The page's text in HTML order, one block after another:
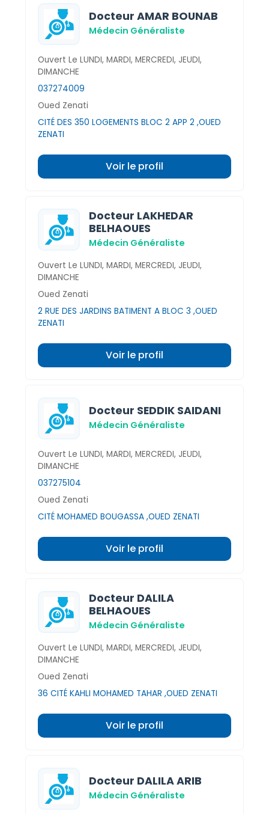
Docteur AMAR BOUNAB
Médecin Généraliste
Ouvert Le LUNDI, MARDI, MERCREDI, JEUDI,
DIMANCHE
037274009
Oued Zenati
CITÉ DES 350 LOGEMENTS BLOC 2 APP 2 ,OUED
ZENATI
Voir le profil
Docteur LAKHEDAR
BELHAOUES
Médecin Généraliste
Ouvert Le LUNDI, MARDI, MERCREDI, JEUDI,
DIMANCHE
Oued Zenati
2 RUE DES JARDINS BATIMENT A BLOC 3 ,OUED
ZENATI
Voir le profil
Docteur SEDDIK SAIDANI
Médecin Généraliste
Ouvert Le LUNDI, MARDI, MERCREDI, JEUDI,
DIMANCHE
037275104
Oued Zenati
CITÉ MOHAMED BOUGASSA ,OUED ZENATI
Voir le profil
Docteur DALILA
BELHAOUES
Médecin Généraliste
Ouvert Le LUNDI, MARDI, MERCREDI, JEUDI,
DIMANCHE
Oued Zenati
36 CITÉ KAHLI MOHAMED TAHAR ,OUED ZENATI
Voir le profil
Docteur DALILA ARIB
Médecin Généraliste